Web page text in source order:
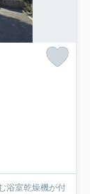
浴室乾燥機が付